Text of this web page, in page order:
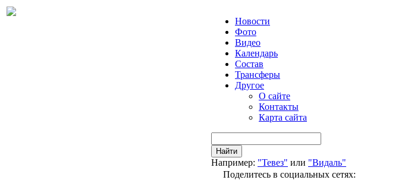
Новости
Фото
Видео
Календарь
Состав
Трансферы
Другое
О сайте
Контакты
Карта сайта
Найти
Например: "Тевез" или "Видаль"
Поделитесь в социальных сетях: